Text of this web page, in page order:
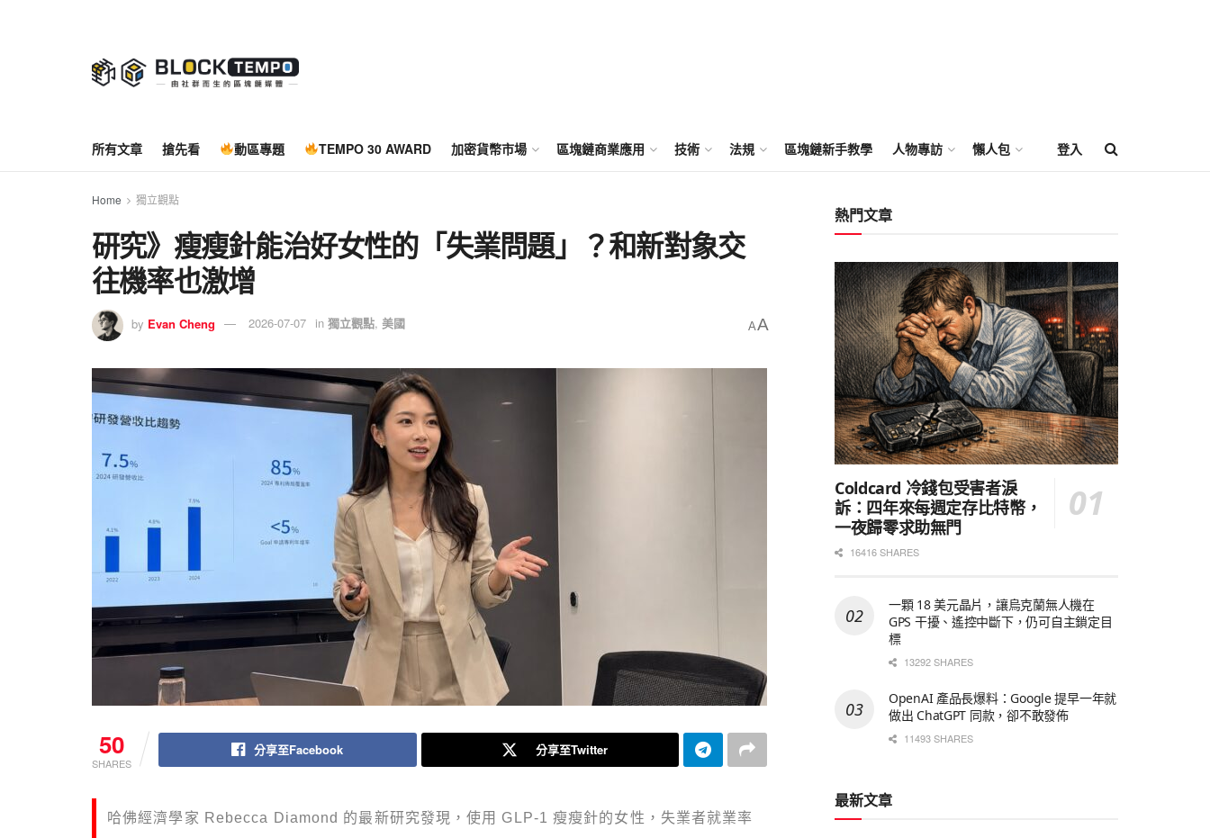
所有文章 搶先看 動區專題 TEMPO 30 AWARD 加密貨幣市場 區塊鏈商業應用 技術 法規 區塊鏈新手教學 人物專訪 懶人包 登入
Home 獨立觀點
研究》瘦瘦針能治好女性的「失業問題」？和新對象交
往機率也激增
by Evan Cheng 2026-07-07 in 獨立觀點, 美國 AA
50
SHARES
分享至Facebook 分享至Twitter
哈佛經濟學家 Rebecca Diamond 的最新研究發現，使用 GLP-1 瘦瘦針的女性，失業者就業率
熱門文章
Coldcard 冷錢包受害者淚
訴：四年來每週定存比特幣，
一夜歸零求助無門
16416 SHARES
一顆 18 美元晶片，讓烏克蘭無人機在
GPS 干擾、遙控中斷下，仍可自主鎖定目
標
13292 SHARES
OpenAI 產品長爆料：Google 提早一年就
做出 ChatGPT 同款，卻不敢發佈
11493 SHARES
最新文章